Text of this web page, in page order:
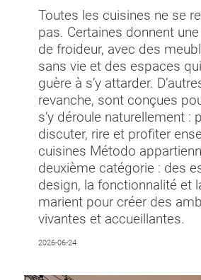
Toutes les cuisines ne se
pas. Certaines donnent
de froideur, avec des
sans vie et des espaces qui
guère à s’y attarder.
revanche, sont conçues
s’y déroule naturellement :
discuter, rire et profiter
cuisines Método
deuxième catégorie : des
design, la fonctionnalité et
marient pour créer des
vivantes et accueillantes.
2026-06-24